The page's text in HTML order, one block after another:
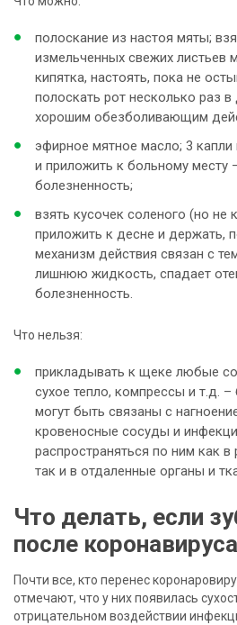
полоскание из настоя мяты;
измельченных свежих листьев
кипятка, настоять, пока не
полоскать рот несколько раз
хорошим обезболивающим
эфирное мятное масло; 3 капли
и приложить к больному месту
болезненность;
взять кусочек соленого (но не
приложить к десне и держать,
механизм действия связан с
лишнюю жидкость, спадает
болезненность.
Что нельзя:
прикладывать к щеке любые
сухое тепло, компрессы и т.д.
могут быть связаны с
кровеносные сосуды и
распространяться по ним как
так и в отдаленные органы и
Что делать, если
после коронавируса
Почти все, кто перенес
отмечают, что у них появилась
отрицательном воздействии